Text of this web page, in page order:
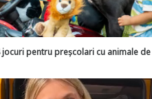
jocuri pentru preșcolari cu animale